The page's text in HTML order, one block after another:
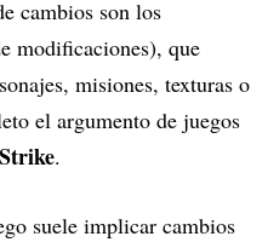
cambios son los
modificaciones), que
misiones, texturas o
el argumento de juegos
.
suele implicar cambios